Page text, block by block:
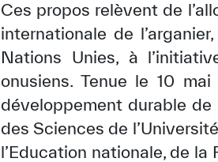
Ces propos relèvent de
internationale de
Nations Unies, à
onusiens. Tenue le 10
développement durable de
des Sciences de
l’Education nationale, de